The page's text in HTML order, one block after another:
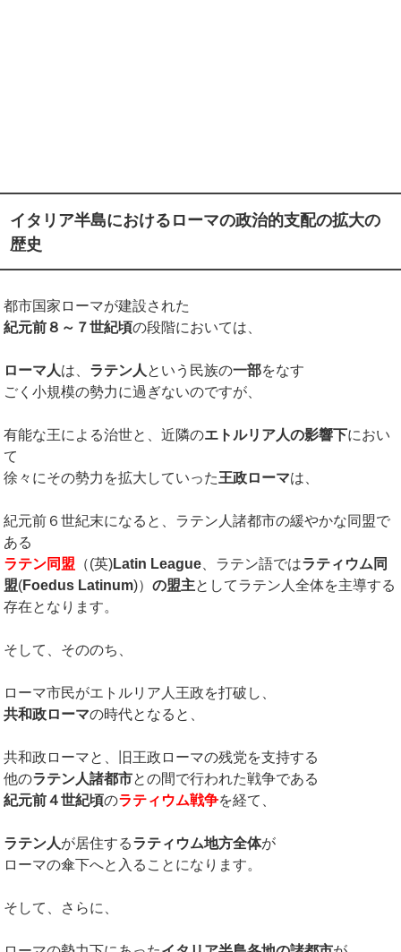
イタリア半島におけるローマの政治的支配の拡大の
歴史
都市国家ローマが建設された
紀元前８～７世紀頃の段階においては、
ローマ人は、 ラテン人 という民族の一部をなす
ごく小規模の勢力に過ぎないのですが、
有能な王による治世と、近隣のエトルリア人の影響下におい
て
徐々にその勢力を拡大していった王政ローマは、
紀元前６世紀末になると、ラテン人諸都市の緩やかな同盟で
ある
ラテン同盟 （(英)Latin League 、ラテン語ではラティウム同
盟(Foedus Latinum)）の盟主としてラテン人全体を主導する
存在となります。
そして、そののち、
ローマ市民がエトルリア人王政を打破し、
共和政ローマの時代となると、
共和政ローマと、旧王政ローマの残党を支持する
他のラテン人諸都市との間で行われた戦争である
紀元前４世紀頃のラティウム戦争を経て、
ラテン人が居住するラティウム地方全体が
ローマの傘下へと入ることになります。
そして、さらに、